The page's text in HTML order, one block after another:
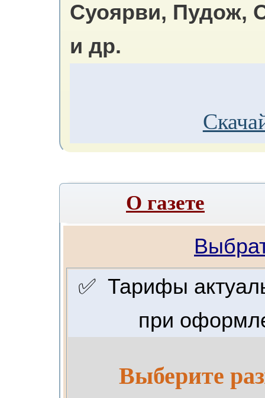
Суоярви, Пудож,
и др.
О газете
✅ Тарифы
при
Выберите